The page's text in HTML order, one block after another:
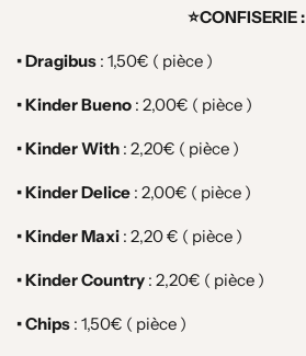
⭐️CONFISERIE :
• Dragibus : 1,50€ ( pièce )
• Kinder Bueno : 2,00€ ( pièce )
• Kinder With : 2,20€ ( pièce )
• Kinder Delice : 2,00€ ( pièce )
• Kinder Maxi : 2,20 € ( pièce )
• Kinder Country : 2,20€ ( pièce )
• Chips : 1,50€ ( pièce )